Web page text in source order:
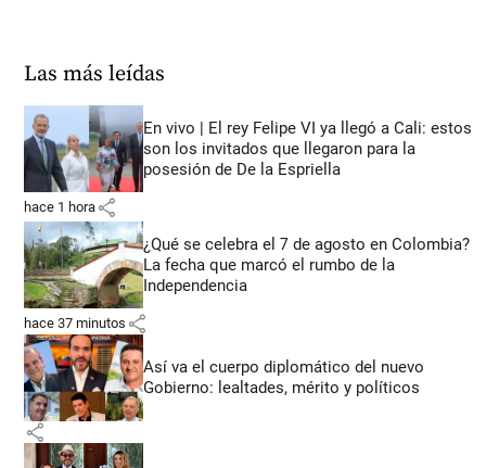
Las más leídas
En vivo | El rey Felipe VI ya llegó a Cali: estos
son los invitados que llegaron para la
posesión de De la Espriella
hace 1 hora share
¿Qué se celebra el 7 de agosto en Colombia?
La fecha que marcó el rumbo de la
Independencia
hace 37 minutos share
Así va el cuerpo diplomático del nuevo
Gobierno: lealtades, mérito y políticos
share